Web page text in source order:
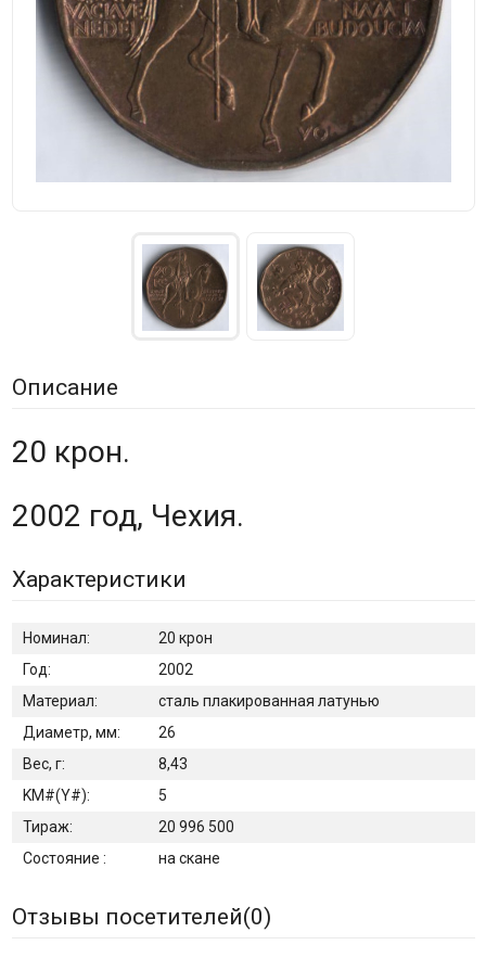
Описание
20 крон.
2002 год, Чехия.
Характеристики
Номинал:
20 крон
Год:
2002
Материал:
сталь плакированная латунью
Диаметр, мм:
26
Вес, г:
8,43
KM#(Y#):
5
Тираж:
20 996 500
Состояние :
на скане
Отзывы посетителей(0)